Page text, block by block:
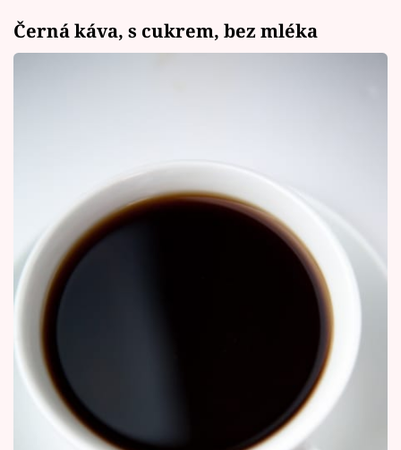
Černá káva, s cukrem, bez mléka